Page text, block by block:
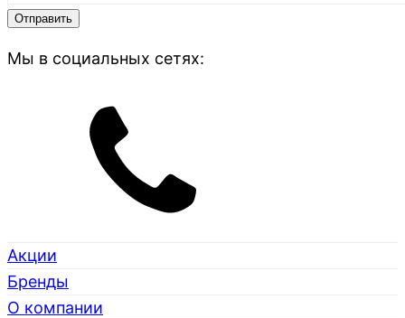
Мы в социальных сетях:
Акции
Бренды
О компании